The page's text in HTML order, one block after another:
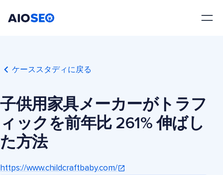
ケーススタディに戻る
子供用家具メーカーがトラフ
ィックを前年比 261% 伸ばし
た方法
https://www.childcraftbaby.com/